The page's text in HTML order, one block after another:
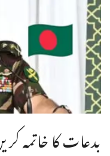
بدعات کا خاتمہ